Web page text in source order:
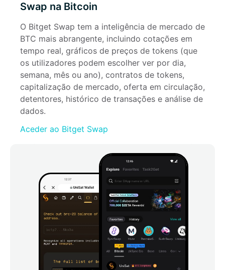
Swap na Bitcoin
O Bitget Swap tem a inteligência de mercado de
BTC mais abrangente, incluindo cotações em
tempo real, gráficos de preços de tokens (que
os utilizadores podem escolher ver por dia,
semana, mês ou ano), contratos de tokens,
capitalização de mercado, oferta em circulação,
detentores, histórico de transações e análise de
dados.
Aceder ao Bitget Swap